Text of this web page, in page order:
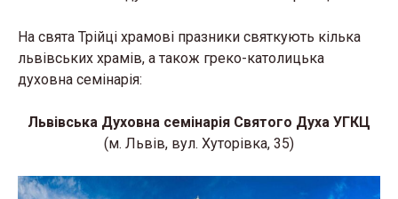
На свята Трійці храмові празники святкують кілька
львівських храмів, а також греко-католицька
духовна семінарія:
Львівська Духовна семінарія Святого Духа УГКЦ
(м. Львів, вул. Хуторівка, 35)